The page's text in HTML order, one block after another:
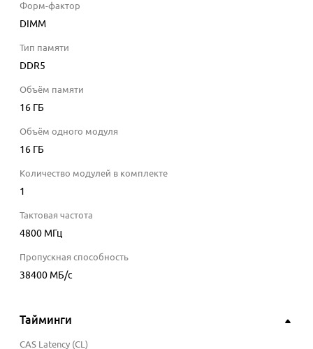
Форм-фактор
DIMM
Тип памяти
DDR5
Объём памяти
16 ГБ
Объём одного модуля
16 ГБ
Количество модулей в комплекте
1
Тактовая частота
4800 МГц
Пропускная способность
38400 МБ/с
Тайминги
CAS Latency (CL)